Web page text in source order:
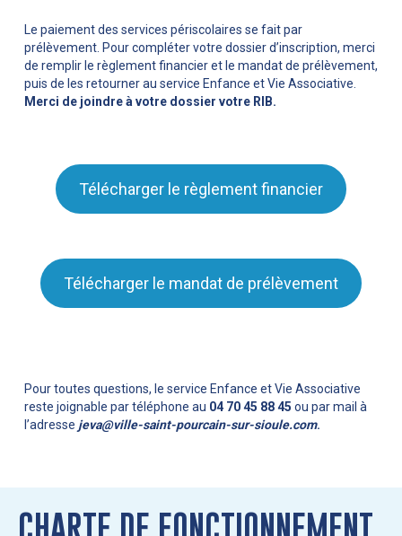
Le paiement des services périscolaires se fait par
prélèvement. Pour compléter votre dossier d’inscription, merci
de remplir le règlement financier et le mandat de prélèvement,
puis de les retourner au service Enfance et Vie Associative.
Merci de joindre à votre dossier votre RIB.
Télécharger le règlement financier
Télécharger le mandat de prélèvement
Pour toutes questions, le service Enfance et Vie Associative
reste joignable par téléphone au 04 70 45 88 45 ou par mail à
l’adresse jeva@ville-saint-pourcain-sur-sioule.com.
CHARTE DE FONCTIONNEMENT